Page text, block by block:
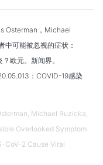
Osterman，Michael
中可能被忽视的症状：
欧元。新闻界。
：COVID-19感染
Michael Ruzicka,
Overlooked Symptom
CoV-2 Cause Viral